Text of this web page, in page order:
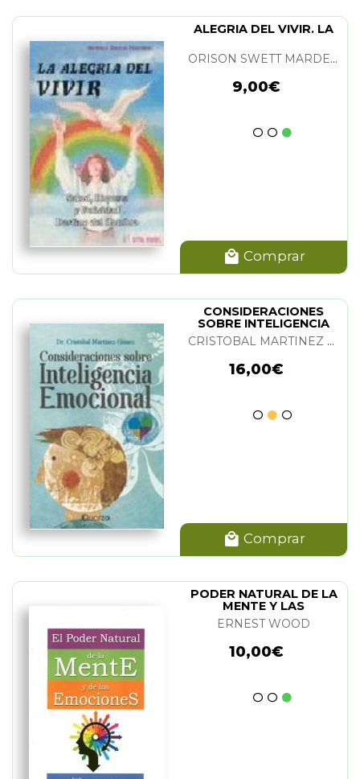
ALEGRIA DEL VIVIR. LA
ORISON SWETT MARDEN
9,00€
Comprar
CONSIDERACIONES
SOBRE INTELIGENCIA
EMOCIONAL
CRISTOBAL MARTINEZ GOMEZ
16,00€
Comprar
PODER NATURAL DE LA
MENTE Y LAS
EMOCIONES
ERNEST WOOD
10,00€